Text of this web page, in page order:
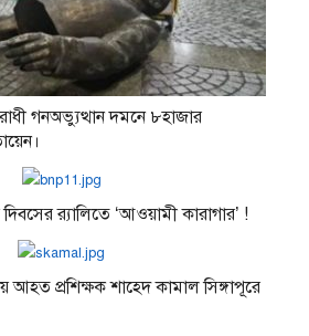
গনঅভ্যুত্থান দমনে ৮হাজার
দিবসের র‌্যালিতে ‘আওয়ামী কারাগার’ !
আহত প্রশিক্ষক শাহেদ কামাল সিঙ্গাপূরে